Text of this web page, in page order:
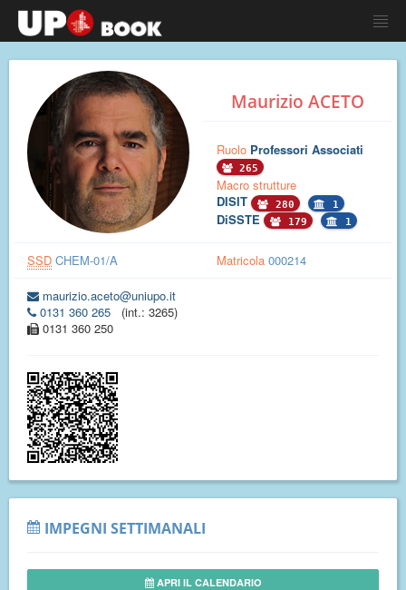
Maurizio ACETO
Ruolo Professori Associati
265
Macro strutture
DISIT
280 1
DiSSTE 179 1
SSD CHEM-01/A Matricola 000214
maurizio.aceto@uniupo.it
0131 360 265
(int.: 3265)
0131 360 250
IMPEGNI SETTIMANALI
APRI IL CALENDARIO